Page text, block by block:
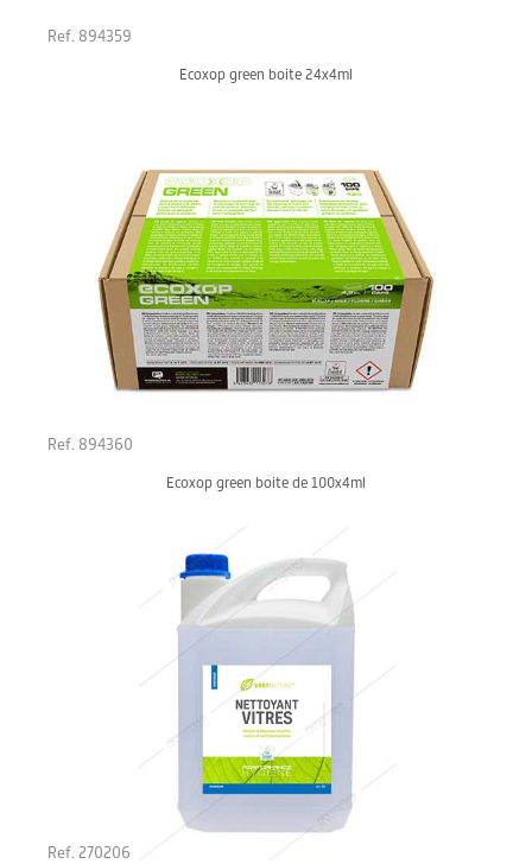
Ref. 894359
Ecoxop green boite 24x4ml
Ref. 894360
Ecoxop green boite de 100x4ml
Ref. 270206